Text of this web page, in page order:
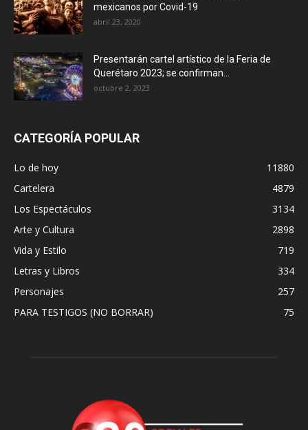
mexicanos por Covid-19
abril 23, 2020
Presentarán cartel artístico de la Feria de
Querétaro 2023; se confirman...
octubre 2, 2023
CATEGORÍA POPULAR
Lo de hoy
11880
Cartelera
4879
Los Espectáculos
3134
Arte y Cultura
2898
Vida y Estilo
719
Letras y Libros
334
Personajes
257
PARA TESTIGOS (NO BORRAR)
75